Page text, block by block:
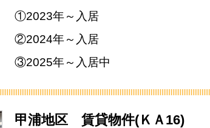
①2023年～入居
②2024年～入居
③2025年～入居中
甲浦地区 賃貸物件(ＫＡ16)